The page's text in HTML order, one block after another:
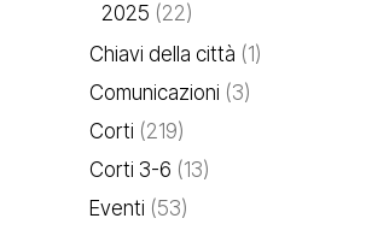
2025 (22)
Chiavi della città (1)
Comunicazioni (3)
Corti (219)
Corti 3-6 (13)
Eventi (53)